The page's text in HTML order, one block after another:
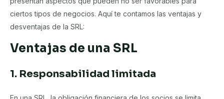
ciertos tipos de negocios. Aquí te contamos las ventajas y
desventajas de la SRL:
Ventajas de una SRL
1. Responsabilidad limitada